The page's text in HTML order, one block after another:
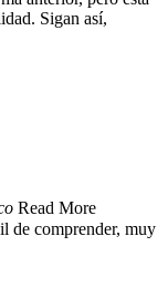
Sigan así,
Read More
de comprender, muy